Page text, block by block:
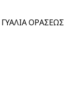
ΓΥΑΛΙΑ ΟΡΑΣΕΩΣ